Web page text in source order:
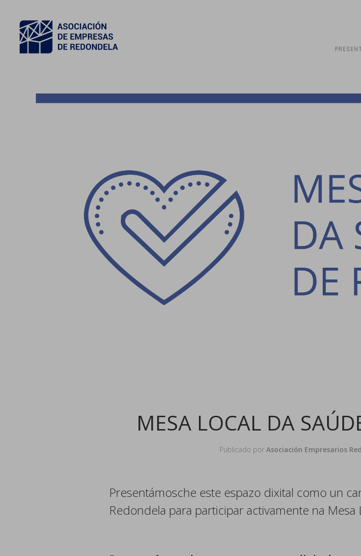
MESA LOCAL DA
Publicado por Asociación Empresarios
Presentámosche este espazo dixital como un
Redondela para participar activamente na Mesa